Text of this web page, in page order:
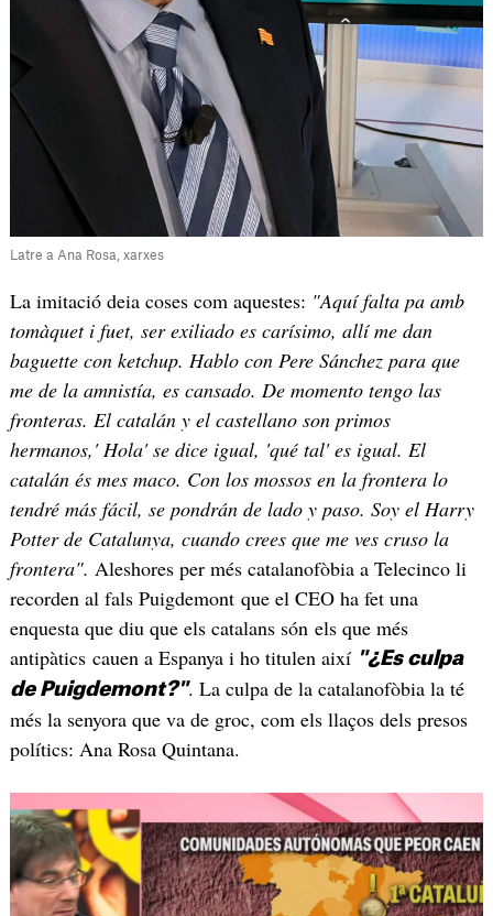
Latre a Ana Rosa, xarxes
La imitació deia coses com aquestes: "Aquí falta pa amb
tomàquet i fuet, ser exiliado es carísimo, allí me dan
baguette con ketchup. Hablo con Pere Sánchez para que
me de la amnistía, es cansado. De momento tengo las
fronteras. El catalán y el castellano son primos
hermanos,' Hola' se dice igual, 'qué tal' es igual. El
catalán és mes maco. Con los mossos en la frontera lo
tendré más fácil, se pondrán de lado y paso. Soy el Harry
Potter de Catalunya, cuando crees que me ves cruso la
frontera". Aleshores per més catalanofòbia a Telecinco li
recorden al fals Puigdemont que el CEO ha fet una
enquesta que diu que els catalans són els que més
antipàtics cauen a Espanya i ho titulen així "¿Es culpa
de Puigdemont?". La culpa de la catalanofòbia la té
més la senyora que va de groc, com els llaços dels presos
polítics: Ana Rosa Quintana.